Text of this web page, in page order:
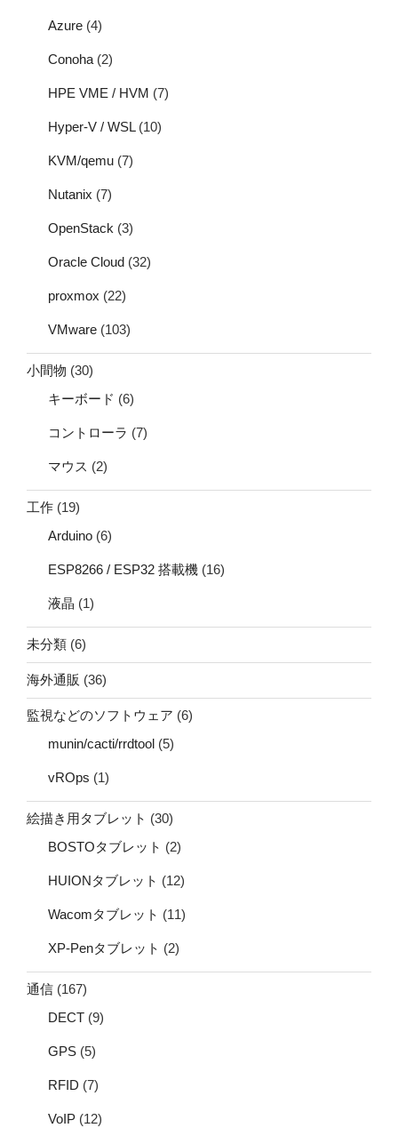
Azure (4)
Conoha (2)
HPE VME / HVM (7)
Hyper-V / WSL(10)
KVM/qemu (7)
Nutanix (7)
OpenStack (3)
Oracle Cloud (32)
proxmox (22)
VMware (103)
小間物 (30)
キーボード (6)
コントローラ (7)
マウス (2)
工作 (19)
Arduino (6)
ESP8266 / ESP32 搭載機 (16)
液晶 (1)
未分類 (6)
海外通販 (36)
監視などのソフトウェア (6)
munin/cacti/rrdtool (5)
vROps (1)
絵描き用タブレット (30)
BOSTOタブレット (2)
HUIONタブレット (12)
Wacomタブレット (11)
XP-Penタブレット (2)
通信 (167)
DECT (9)
GPS (5)
RFID (7)
VoIP (12)